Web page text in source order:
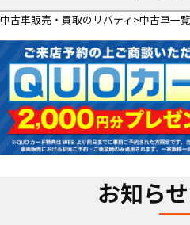
中古車販売・買取のリバティ 中古車一覧
お知ら